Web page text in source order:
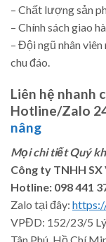
– Chất lượng sản
– Chính sách giao
– Đội ngũ nhân
chu đáo.
Liên hệ nhanh
Hotline/Zalo
nâng
Mọi chi tiết Quý
Công ty TNHH SX
Hotline: 098 441
Zalo tại đây:
VPĐD: 152/23/5